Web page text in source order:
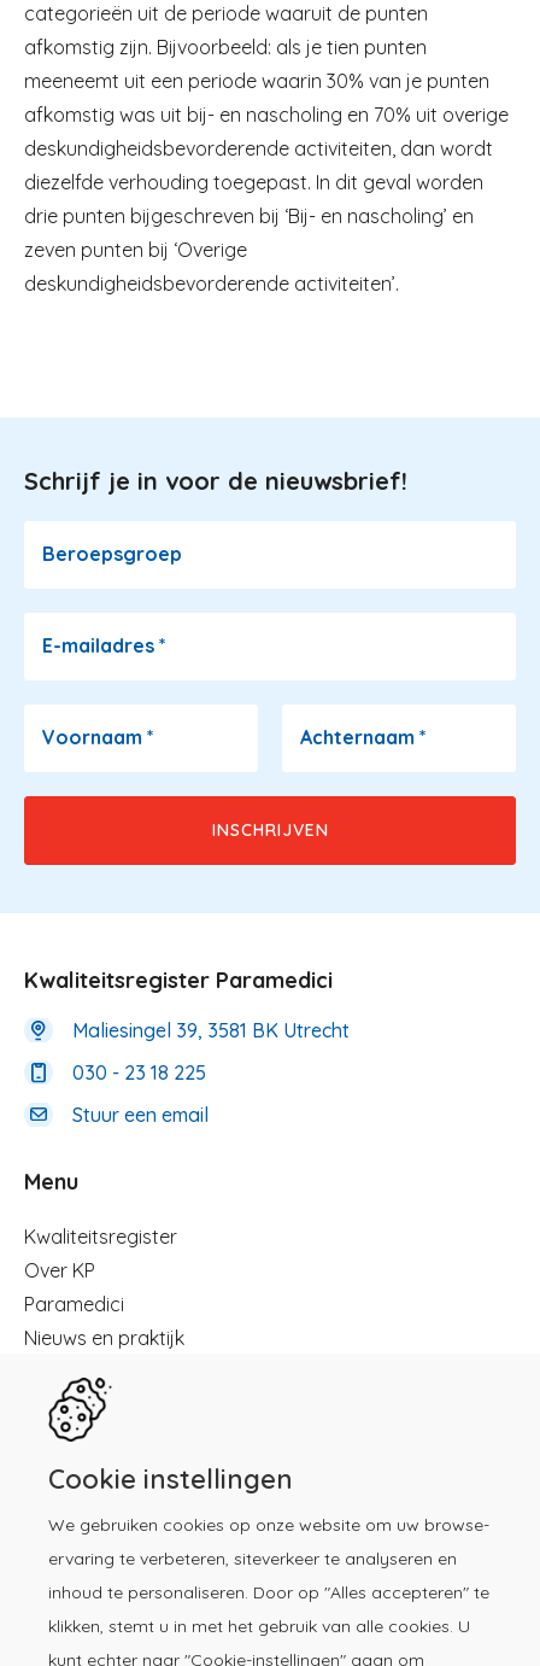
categorieën uit de periode waaruit de punten
afkomstig zijn. Bijvoorbeeld: als je tien punten
meeneemt uit een periode waarin 30% van je punten
afkomstig was uit bij- en nascholing en 70% uit overige
deskundigheidsbevorderende activiteiten, dan wordt
diezelfde verhouding toegepast. In dit geval worden
drie punten bijgeschreven bij ‘Bij- en nascholing’ en
zeven punten bij ‘Overige
deskundigheidsbevorderende activiteiten’.
Image
Schrijf je in voor de nieuwsbrief!
Beroepsgroep
E-mailadres *
Voornaam * Achternaam *
Cookie instellingen
We gebruiken cookies op onze website om uw browse-
ervaring te verbeteren, siteverkeer te analyseren en
inhoud te personaliseren. Door op "Alles accepteren" te
klikken, stemt u in met het gebruik van alle cookies. U
kunt echter naar "Cookie-instellingen" gaan om
Kwaliteitsregister Paramedici
Maliesingel 39, 3581 BK Utrecht
030 - 23 18 225
Stuur een email
Menu
Menu
Kwaliteitsregister
Over KP
Paramedici
Nieuws en praktijk
Registreren
Kennisbibliotheek
Herregistratie
Contact